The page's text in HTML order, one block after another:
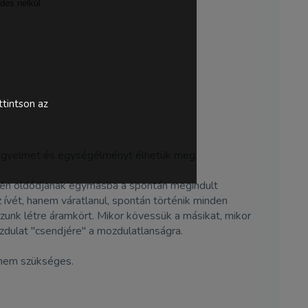
nélkül.
és egységélményt élhetük meg.
oldódjanak egymásba a spontán megindult
hanem váratlanul, spontán történik minden
létre áramkört. Mikor kövessük a másikat, mikor
"csendjére" a mozdulatlanságra.
szükséges.
az